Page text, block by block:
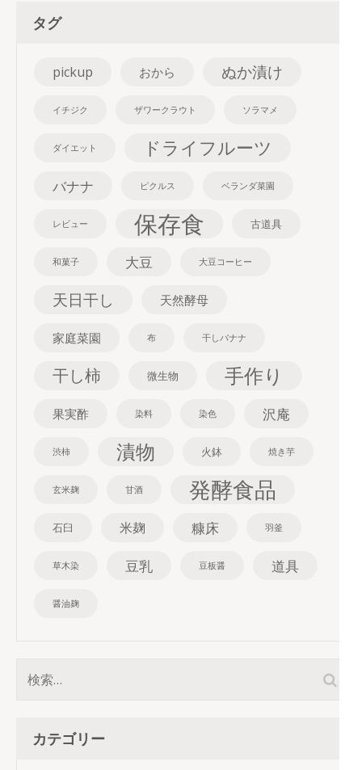
タグ
pickup おから ぬか漬け
イチジク ザワークラウト ソラマメ
ダイエット ドライフルーツ
バナナ ピクルス ベランダ菜園
レビュー 保存食 古道具
和菓子 大豆 大豆コーヒー
天日干し 天然酵母
家庭菜園 布 干しバナナ
干し柿 微生物 手作り
果実酢 染料 染色 沢庵
渋柿 漬物 火鉢 焼き芋
玄米麹 甘酒 発酵食品
石臼 米麹 糠床 羽釜
草木染 豆乳 豆板醤 道具
醤油麹
検
カテゴリー